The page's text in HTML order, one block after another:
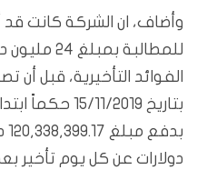
وأضاف، ان الشركة كانت
للمطالبة
الفوائد التأخيرية، قبل أن
بتاريخ 15/11/
دولارات عن كل يوم تأخير بعد 9/10/